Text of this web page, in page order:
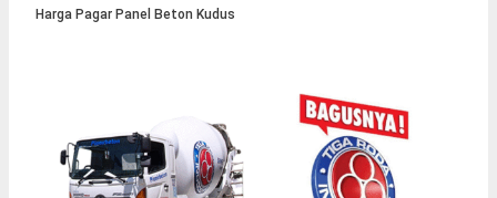
Harga Pagar Panel Beton Kudus